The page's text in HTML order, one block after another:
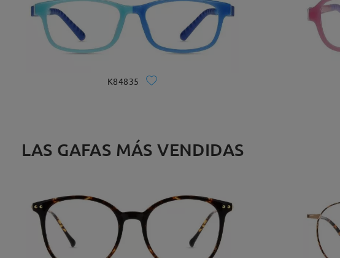
K84835
LAS GAFAS MÁS VENDIDAS